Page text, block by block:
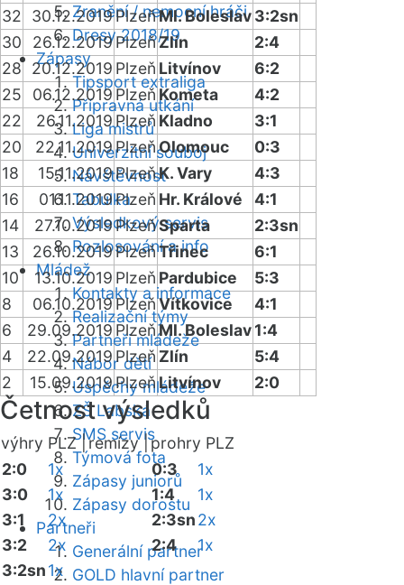
Zranění / nemocní hráči
Dresy 2018/19
Zápasy
Tipsport extraliga
Přípravná utkání
Liga mistrů
Univerzitní souboj
Návštěvnost
Tabulka
Výsledkový servis
Rozlosování a info
Mládež
Kontakty a informace
Realizační týmy
Partneři mládeže
Nábor dětí
Úspěchy mládeže
ZŠ Labská
SMS servis
Týmová fota
Zápasy juniorů
Zápasy dorostu
Partneři
Generální partner
GOLD hlavní partner
32
30.12.2019PlzeňMl. Boleslav3:2sn
30
26.12.2019PlzeňZlín
2:4
28 20.12.2019 Plzeň Litvínov
6:2
25
06.12.2019 Plzeň Kometa
4:2
22
26.11.2019 Plzeň Kladno
3:1
20
22.11.2019PlzeňOlomouc
0:3
18
15.11.2019PlzeňK. Vary
4:3
16
01.11.2019Plzeň Hr. Králové
4:1
14
27.10.2019PlzeňSparta
2:3sn
13
26.10.2019PlzeňTřinec
6:1
10
13.10.2019 Plzeň Pardubice
5:3
8
06.10.2019PlzeňVítkovice
4:1
6
29.09.2019 PlzeňMl. Boleslav1:4
4
22.09.2019 Plzeň Zlín
5:4
2
15.09.2019Plzeň Litvínov 2:0
Četnost výsledků
výhry PLZ |remízy |prohry PLZ
2:0
1x
3:0
1x
3:1
2x
3:2
2x
3:2sn1x
0:3
1x
1:4
1x
2:3sn2x
2:4
1x